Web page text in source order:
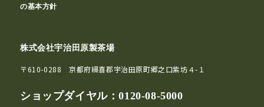
の基本方針
株式会社宇治田原製茶場
〒610-0288 京都府綴喜郡宇治田原町郷之口紫坊４-１
ショップダイヤル：0120-08-5000